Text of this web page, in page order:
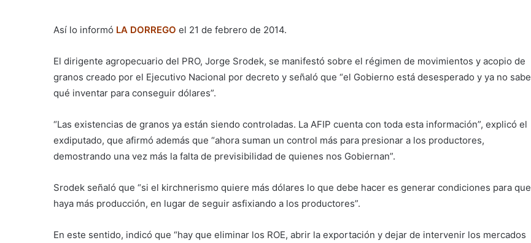
Así lo informó LA DORREGO el 21 de febrero de 2014.
El dirigente agropecuario del PRO, Jorge Srodek, se manifestó sobre el régimen de movimientos y acopio de
granos creado por el Ejecutivo Nacional por decreto y señaló que “el Gobierno está desesperado y ya no sabe
qué inventar para conseguir dólares”.
“Las existencias de granos ya están siendo controladas. La AFIP cuenta con toda esta información”, explicó el
exdiputado, que afirmó además que “ahora suman un control más para presionar a los productores,
demostrando una vez más la falta de previsibilidad de quienes nos Gobiernan”.
Srodek señaló que “si el kirchnerismo quiere más dólares lo que debe hacer es generar condiciones para que
haya más producción, en lugar de seguir asfixiando a los productores”.
En este sentido, indicó que “hay que eliminar los ROE, abrir la exportación y dejar de intervenir los mercados